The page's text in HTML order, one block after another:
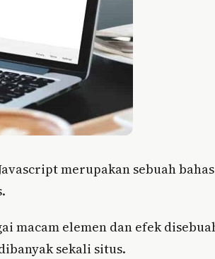
merupakan sebuah
macam elemen dan efek
sekali situs.